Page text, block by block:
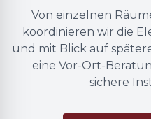
Von einzelnen
koordinieren wir die
und mit Blick auf
eine Vor-Ort-
sichere